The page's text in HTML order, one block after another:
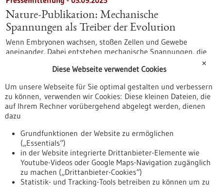
Nature-Publikation: Mechanische
Spannungen als Treiber der Evolution
Wenn Embryonen wachsen, stoßen Zellen und Gewebe
aneinander. Dabei entstehen mechanische Spannungen, die
Hohenheim und des japanischen RIKEN Center haben nun
diesem Druck umzugehen. Diese Fähigkeit, mechanische
Spannungen zu kontrollieren, könnte ein Schlüssel dafür
sein, dass so viele Körperbaupläne entstanden sind.
1 … 39 40 41 42 43 …
✕
Diese Webseite verwendet Cookies
Um unsere Webseite für Sie optimal gestalten und verbessern
zu können, verwenden wir Cookies: Diese kleinen Dateien, die
auf Ihrem Rechner vorübergehend abgelegt werden, dienen
dazu
Grundfunktionen der Website zu ermöglichen
(„Essentials“)
in der Website integrierte Drittanbieter-Elemente wie
Youtube-Videos oder Google Maps-Navigation zugänglich
zu machen („Drittanbieter-Cookies“)
Statistik- und Tracking-Tools betreiben zu können um zu